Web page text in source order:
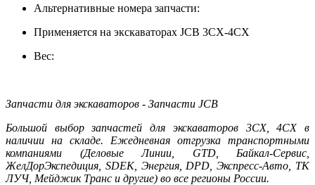
Альтернативные номера запчасти:
Применяется на экскаваторах JCB 3CX-4CX
Вес:
Запчасти для экскаваторов - Запчасти JCB
Большой выбор запчастей для экскаваторов 3CX, 4CX в
наличии на складе. Ежедневная отгрузка транспортными
компаниями (Деловые Линии, GTD, Байкал-Сервис,
ЖелДорЭкспедиция, SDEK, Энергия, DPD, Экспресс-Авто, ТК
ЛУЧ, Мейджик Транс и другие) во все регионы России.